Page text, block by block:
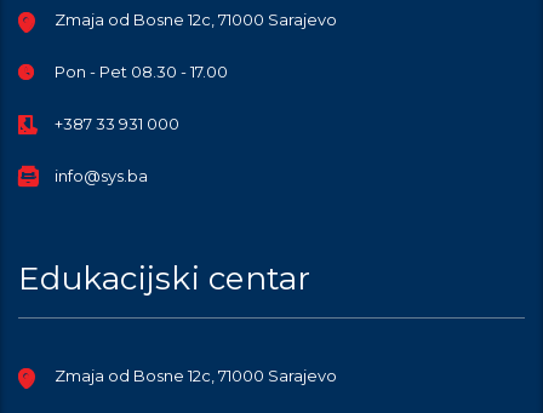
Zmaja od Bosne 12c, 71000 Sarajevo
Pon - Pet 08.30 - 17.00
+387 33 931 000
info@sys.ba
Edukacijski centar
Zmaja od Bosne 12c, 71000 Sarajevo